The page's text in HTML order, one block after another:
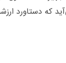
که دستاورد